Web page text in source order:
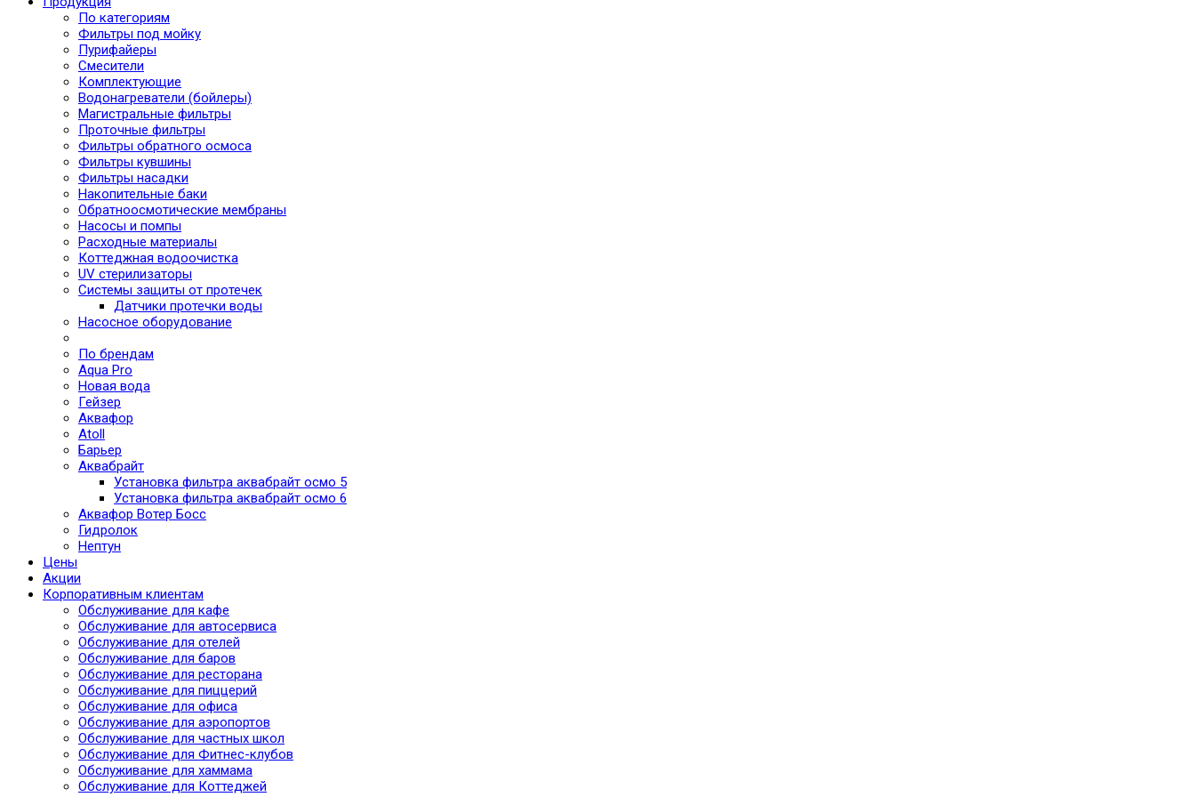
По категориям
Фильтры под мойку
Пурифайеры
Смесители
Комплектующие
Водонагреватели (бойлеры)
Магистральные фильтры
Проточные фильтры
Фильтры обратного осмоса
Фильтры кувшины
Фильтры насадки
Накопительные баки
Обратноосмотические мембраны
Насосы и помпы
Расходные материалы
Коттеджная водоочистка
UV стерилизаторы
Системы защиты от протечек
Датчики протечки воды
Насосное оборудование
По брендам
Aqua Pro
Новая вода
Гейзер
Аквафор
Atoll
Барьер
Аквабрайт
Установка фильтра аквабрайт осмо 5
Установка фильтра аквабрайт осмо 6
Аквафор Вотер Босс
Гидролок
Нептун
Цены
Акции
Корпоративным клиентам
Обслуживание для кафе
Обслуживание для автосервиса
Обслуживание для отелей
Обслуживание для баров
Обслуживание для ресторана
Обслуживание для пиццерий
Обслуживание для офиса
Обслуживание для аэропортов
Обслуживание для частных школ
Обслуживание для Фитнес-клубов
Обслуживание для хаммама
Обслуживание для Коттеджей